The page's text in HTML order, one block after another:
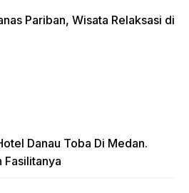
Pariban, Wisata Relaksasi di
Danau Toba Di Medan.
Fasilitanya